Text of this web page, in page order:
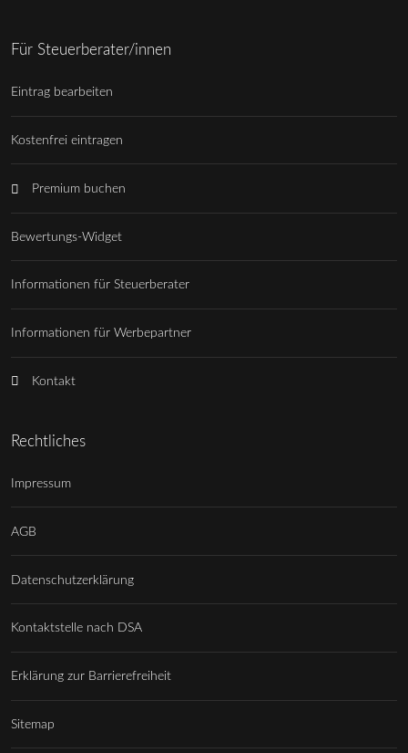
Für Steuerberater/innen
Eintrag bearbeiten
Kostenfrei eintragen
Premium buchen
Bewertungs-Widget
Informationen für Steuerberater
Informationen für Werbepartner
Kontakt
Rechtliches
Impressum
AGB
Datenschutzerklärung
Kontaktstelle nach DSA
Erklärung zur Barrierefreiheit
Sitemap